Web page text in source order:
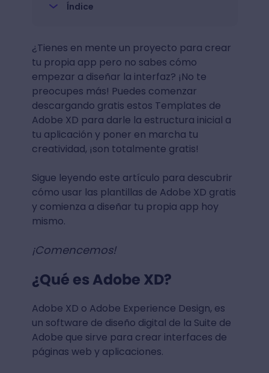
Índice
¿Tienes en mente un proyecto para crear
tu propia app pero no sabes cómo
empezar a diseñar la interfaz? ¡No te
preocupes más! Puedes comenzar
descargando gratis estos Templates de
Adobe XD para darle la estructura inicial a
tu aplicación y poner en marcha tu
creatividad, ¡son totalmente gratis!
Sigue leyendo este artículo para descubrir
cómo usar las plantillas de Adobe XD gratis
y comienza a diseñar tu propia app hoy
mismo.
¡Comencemos!
¿Qué es Adobe XD?
Adobe XD o Adobe Experience Design, es
un software de diseño digital de la Suite de
Adobe que sirve para crear interfaces de
páginas web y aplicaciones.